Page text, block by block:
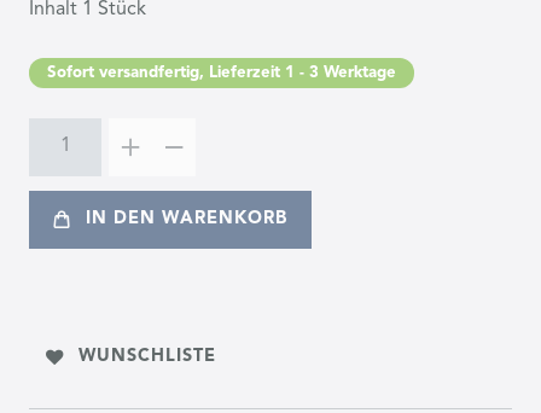
Inhalt 1 Stück
Sofort versandfertig, Lieferzeit 1 - 3 Werktage
IN DEN WARENKORB
WUNSCHLISTE